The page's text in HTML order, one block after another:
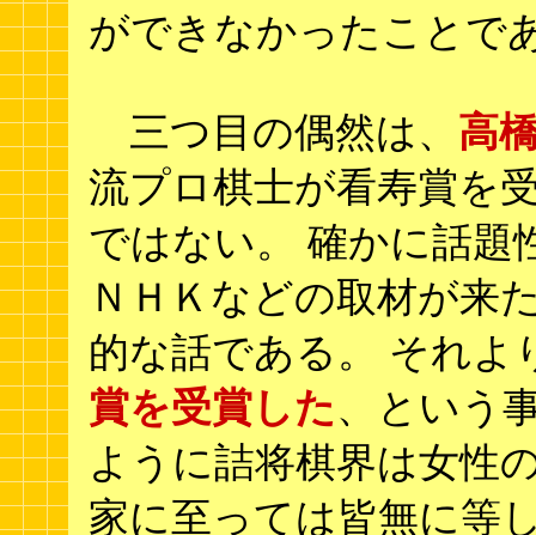
ができなかったことで
三つ目の偶然は、 高
流プロ棋士が看寿賞を
ではない。 確かに話題
ＮＨＫなどの取材が来
的な話である。 それよ
賞を受賞した、という
ように詰将棋界は女性
家に至っては皆無に等